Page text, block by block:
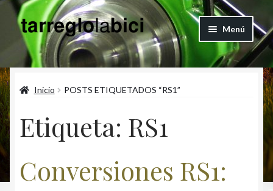
Ir
a
la
navegación
Ir
al
contenido
Menú
Quienes Somos
Blog
Articulos
Inicio POSTS ETIQUETADOS “RS1”
Etiqueta: RS1
Conversiones RS1: